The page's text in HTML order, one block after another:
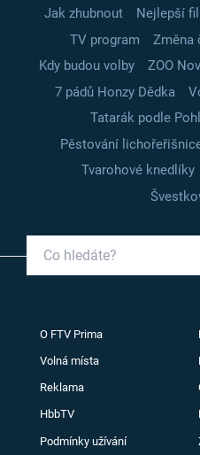
Jak zhubnout Nejlepší
TV program
Změna
Kdy budou volby
ZOO
7 pádů Honzy Dědka
Tatarák podle
Pěstování
Tvarohové knedlíky
O FTV Prima
Volná místa
Reklama
HbbTV
Podmínky užívání